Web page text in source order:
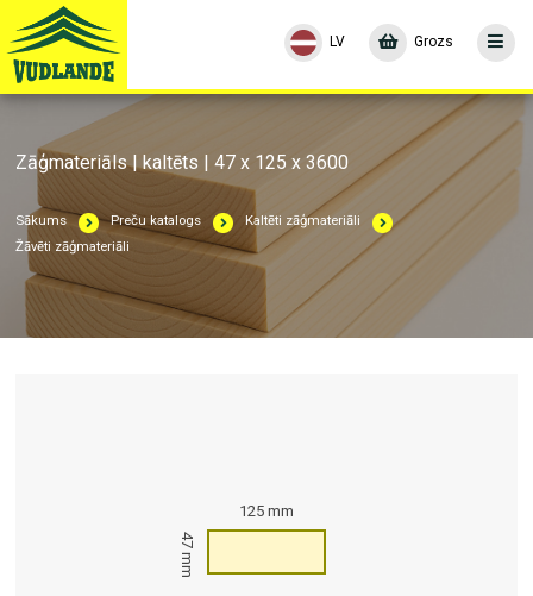
Grozs
LV
Zāģmateriāls | kaltēts | 47 x 125 x 3600
Sākums Preču katalogs
Kaltēti zāģmateriāli
Žāvēti zāģmateriāli
125 mm
47 mm